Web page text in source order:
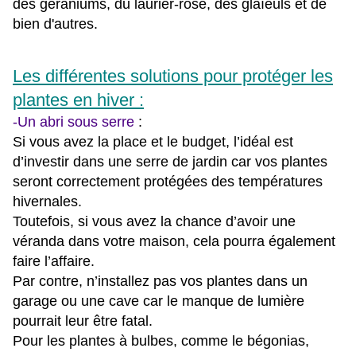
des géraniums, du laurier-rose, des glaïeuls et de
bien d'autres.
Les différentes solutions pour protéger les
plantes en hiver :
-Un abri sous serre :
Si vous avez la place et le budget, l’idéal est
d’investir dans une serre de jardin car vos plantes
seront correctement protégées des températures
hivernales.
Toutefois, si vous avez la chance d’avoir une
véranda dans votre maison, cela pourra également
faire l’affaire.
Par contre, n’installez pas vos plantes dans un
garage ou une cave car le manque de lumière
pourrait leur être fatal.
Pour les plantes à bulbes, comme le bégonias,